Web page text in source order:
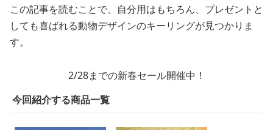
この記事を読むことで、自分用はもちろん、プレゼントと
しても喜ばれる動物デザインのキーリングが見つかりま
す。
2/28までの新春セール開催中！
今回紹介する商品一覧